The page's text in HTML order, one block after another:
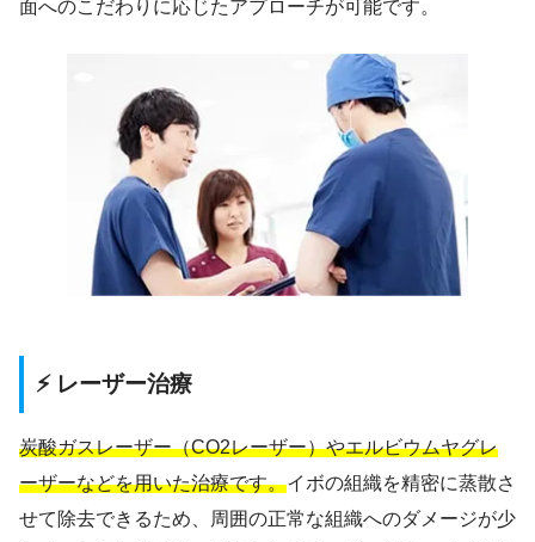
面へのこだわりに応じたアプローチが可能です。
⚡ レーザー治療
炭酸ガスレーザー（CO2レーザー）やエルビウムヤグレ
ーザーなどを用いた治療です。イボの組織を精密に蒸散さ
せて除去できるため、周囲の正常な組織へのダメージが少